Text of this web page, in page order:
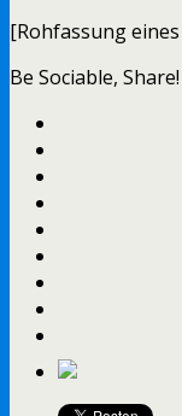
[Rohfassung
Be Sociable, Share!